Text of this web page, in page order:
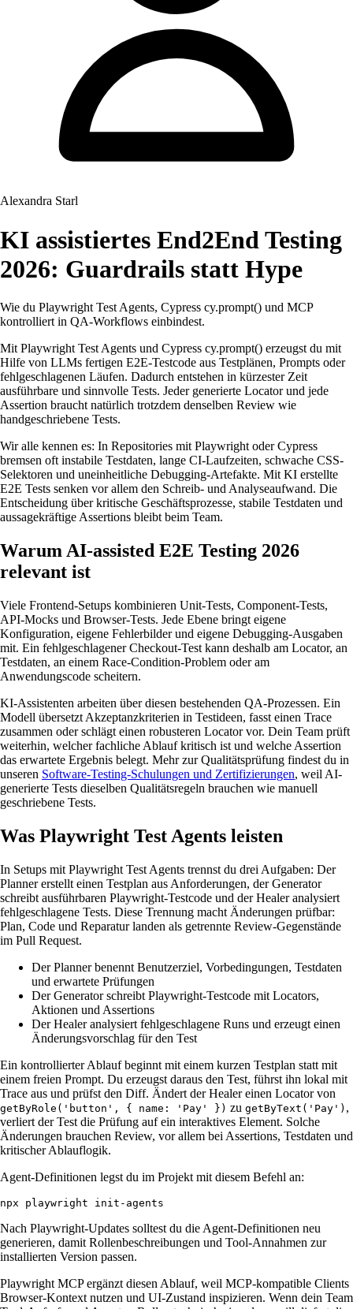
Alexandra Starl
KI assistiertes End2End Testing
2026: Guardrails statt Hype
Wie du Playwright Test Agents, Cypress cy.prompt() und MCP
kontrolliert in QA-Workflows einbindest.
Mit Playwright Test Agents und Cypress cy.prompt() erzeugst du mit
Hilfe von LLMs fertigen E2E-Testcode aus Testplänen, Prompts oder
fehlgeschlagenen Läufen. Dadurch entstehen in kürzester Zeit
ausführbare und sinnvolle Tests. Jeder generierte Locator und jede
Assertion braucht natürlich trotzdem denselben Review wie
handgeschriebene Tests.
Wir alle kennen es: In Repositories mit Playwright oder Cypress
bremsen oft instabile Testdaten, lange CI-Laufzeiten, schwache CSS-
Selektoren und uneinheitliche Debugging-Artefakte. Mit KI erstellte
E2E Tests senken vor allem den Schreib- und Analyseaufwand. Die
Entscheidung über kritische Geschäftsprozesse, stabile Testdaten und
aussagekräftige Assertions bleibt beim Team.
Warum AI-assisted E2E Testing 2026
relevant ist
Viele Frontend-Setups kombinieren Unit-Tests, Component-Tests,
API-Mocks und Browser-Tests. Jede Ebene bringt eigene
Konfiguration, eigene Fehlerbilder und eigene Debugging-Ausgaben
mit. Ein fehlgeschlagener Checkout-Test kann deshalb am Locator, an
Testdaten, an einem Race-Condition-Problem oder am
Anwendungscode scheitern.
KI-Assistenten arbeiten über diesen bestehenden QA-Prozessen. Ein
Modell übersetzt Akzeptanzkriterien in Testideen, fasst einen Trace
zusammen oder schlägt einen robusteren Locator vor. Dein Team prüft
weiterhin, welcher fachliche Ablauf kritisch ist und welche Assertion
das erwartete Ergebnis belegt. Mehr zur Qualitätsprüfung findest du in
unseren Software-Testing-Schulungen und Zertifizierungen, weil AI-
generierte Tests dieselben Qualitätsregeln brauchen wie manuell
geschriebene Tests.
Was Playwright Test Agents leisten
In Setups mit Playwright Test Agents trennst du drei Aufgaben: Der
Planner erstellt einen Testplan aus Anforderungen, der Generator
schreibt ausführbaren Playwright-Testcode und der Healer analysiert
fehlgeschlagene Tests. Diese Trennung macht Änderungen prüfbar:
Plan, Code und Reparatur landen als getrennte Review-Gegenstände
im Pull Request.
Der Planner benennt Benutzerziel, Vorbedingungen, Testdaten
und erwartete Prüfungen
Der Generator schreibt Playwright-Testcode mit Locators,
Aktionen und Assertions
Der Healer analysiert fehlgeschlagene Runs und erzeugt einen
Änderungsvorschlag für den Test
Ein kontrollierter Ablauf beginnt mit einem kurzen Testplan statt mit
einem freien Prompt. Du erzeugst daraus den Test, führst ihn lokal mit
Trace aus und prüfst den Diff. Ändert der Healer einen Locator von
getByRole('button', { name: 'Pay' }) zu getByText('Pay') ,
verliert der Test die Prüfung auf ein interaktives Element. Solche
Änderungen brauchen Review, vor allem bei Assertions, Testdaten und
kritischer Ablauflogik.
Agent-Definitionen legst du im Projekt mit diesem Befehl an:
npx playwright init-agents
Nach Playwright-Updates solltest du die Agent-Definitionen neu
generieren, damit Rollenbeschreibungen und Tool-Annahmen zur
installierten Version passen.
Playwright MCP ergänzt diesen Ablauf, weil MCP-kompatible Clients
Browser-Kontext nutzen und UI-Zustand inspizieren. Wenn dein Team